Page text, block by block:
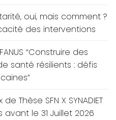
oui, mais comment ?
des interventions
“Construire des
santé résilients : défis
Thèse SFN X SYNADIET
le 31 Juillet 2026